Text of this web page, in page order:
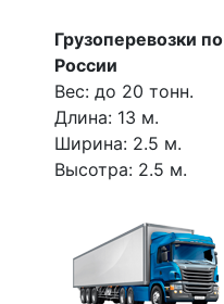
Грузоперевозки по
России
Вес: до 20 тонн.
Длина: 13 м.
Ширина: 2.5 м.
Высотра: 2.5 м.